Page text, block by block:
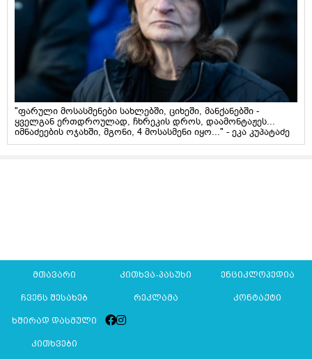
"ფარული მოსასმენები სახლებში, ციხეში, მანქანებში -
ყველგან ერთდროულად, ჩხრეკის დროს, დაამონტაჟეს...
იმნაძეების ოჯახში, მგონი, 4 მოსასმენი იყო..." - ეკა კუპატაძე
მთავარი კითხვა-პასუხი ენციკლოპედია
ჩვენს შესახებ რეკლამა კონტაქტი
ხშირად დასმული
კითხვები